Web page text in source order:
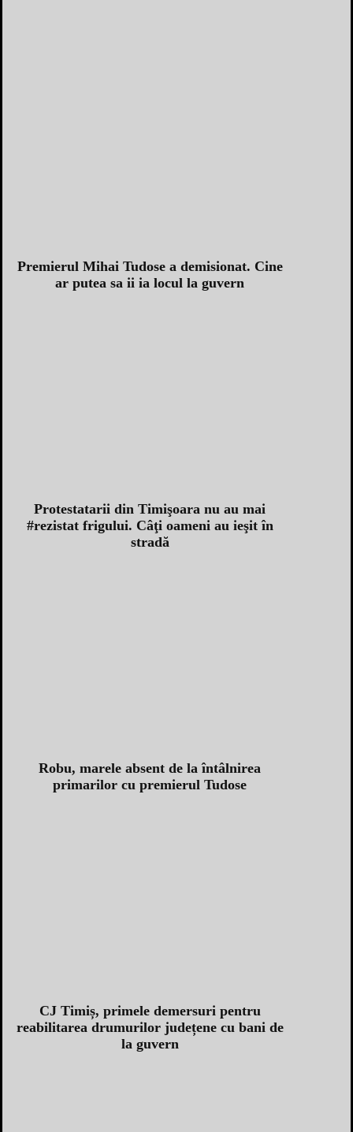
Premierul Mihai Tudose a demisionat. Cine
ar putea sa ii ia locul la guvern
Protestatarii din Timişoara nu au mai
#rezistat frigului. Câţi oameni au ieşit în
stradă
Robu, marele absent de la întâlnirea
primarilor cu premierul Tudose
CJ Timiș, primele demersuri pentru
reabilitarea drumurilor județene cu bani de
la guvern